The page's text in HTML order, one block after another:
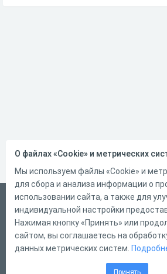
Русский
Справка
Форма обратной связи
О файлах «Cookie» и метрических
Мы используем файлы «Cookie» и
для сбора и анализа информации о
использовании сайта, а также для
индивидуальной настройки
Нажимая кнопку «Принять» или
сайтом, вы соглашаетесь на
данных метрических систем.
Принять